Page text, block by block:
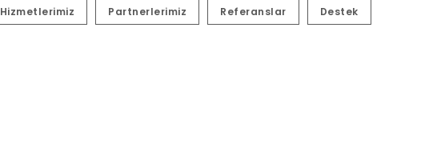
Hizmetlerimiz Partnerlerimiz Referanslar Destek